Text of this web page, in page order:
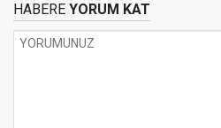
HABERE YORUM KAT